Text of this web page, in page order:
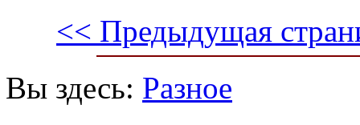
<< Предыдущая
Вы здесь: Разное